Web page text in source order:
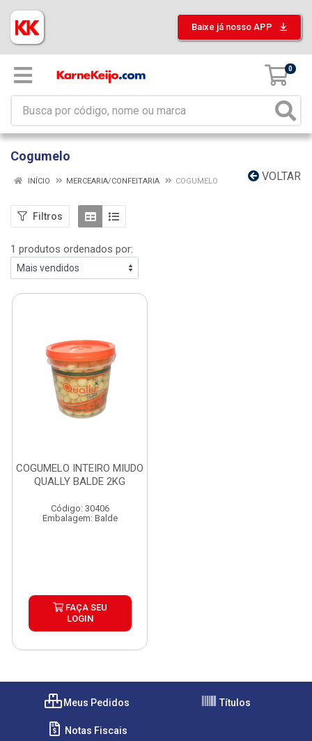
Baixe já nosso APP
0
Cogumelo
VOLTAR
INÍCIO MERCEARIA/CONFEITARIA COGUMELO
Filtros
1 produtos ordenados por:
COGUMELO INTEIRO MIUDO
QUALLY BALDE 2KG
Código: 30406
Embalagem: Balde
FAÇA SEU
LOGIN
Meus Pedidos Títulos
Notas Fiscais